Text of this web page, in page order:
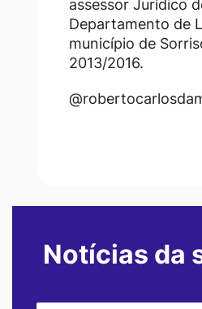
assessor Jurídico
Departamento de
município de
2013/2016.
Seção Notícias da
Notícias da